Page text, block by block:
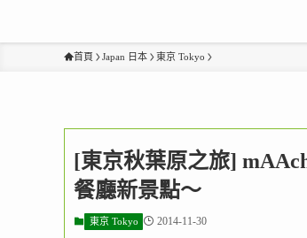
首頁 Japan 日本 東京 Tokyo
[東京秋葉原之旅]
餐廳新景點～
東京 Tokyo 2014-11-30